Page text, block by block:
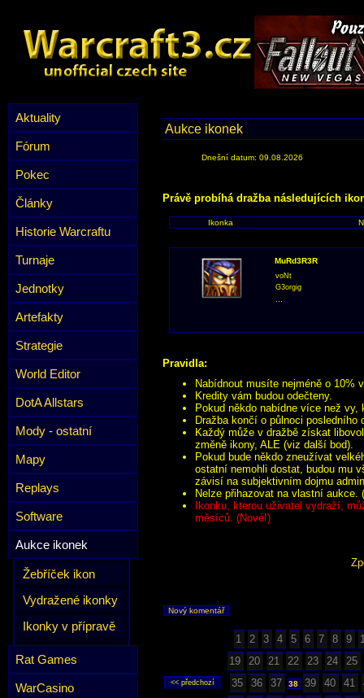
Aktuality
Fórum
Pokec
Články
Historie Warcraftu
Turnaje
Jednotky
Artefakty
Strategie
World Editor
DotA Allstars
Mody - ostatní
Mapy
Replays
Software
Aukce ikonek
Žebříček ikon
Vydražené ikonky
Ikonky v přípravě
Rat Games
WarCasino
Aukce ikonek
Dnešní datum: 09.08.2026
Právě probíhá dražba následujících
Ikonka
MuRd3R3R
voNt
G3orgig
Pravidla:
Nabídnout musíte nejméně o
Kredity vám budou odečteny.
Pokud někdo nabídne více než
Dražba končí o půlnoci posledního
Každý může v dražbě získat
změně ikony, ALE (viz další bod).
Pokud bude někdo zneužívat
ostatní nemohli dostat, budou mu
závisí na subjektivním dojmu
Nelze přihazovat na vlastní aukce.
Ikonku, kterou uživatel vydraží,
měsíců. (Nové!)
Nový komentář
1 2 3 4 5 6 7 8 9
19
20 21 22 23 24
25
35
36 37 38 39 40 41